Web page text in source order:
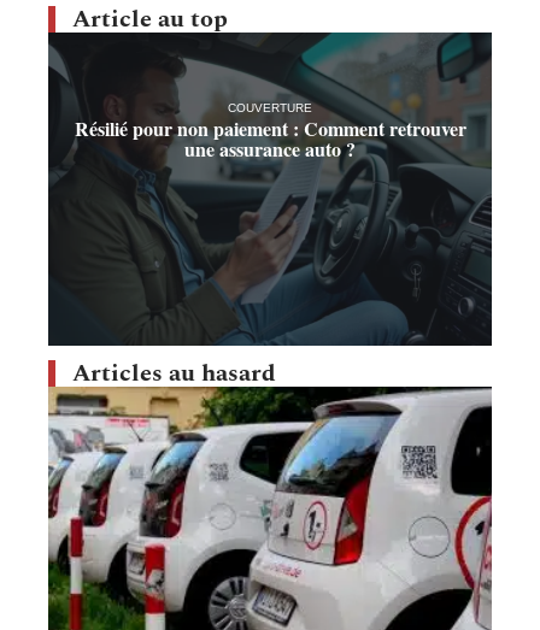
Article au top
COUVERTURE
Résilié pour non paiement : Comment retrouver
une assurance auto ?
Articles au hasard